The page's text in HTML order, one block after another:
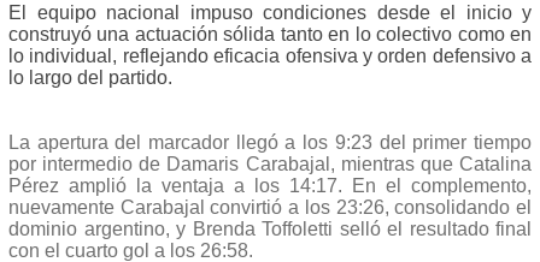
El equipo nacional impuso condiciones desde el inicio y
construyó una actuación sólida tanto en lo colectivo como en
lo individual, reflejando eficacia ofensiva y orden defensivo a
lo largo del partido.
La apertura del marcador llegó a los 9:23 del primer tiempo
por intermedio de Damaris Carabajal, mientras que Catalina
Pérez amplió la ventaja a los 14:17. En el complemento,
nuevamente Carabajal convirtió a los 23:26, consolidando el
dominio argentino, y Brenda Toffoletti selló el resultado final
con el cuarto gol a los 26:58.